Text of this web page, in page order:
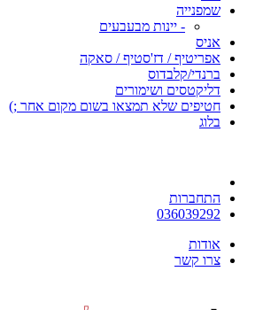
שמפנייה
- יינות מבעבעים
אניס
אפריטיף / דז'סטיף / סאקה
ברנדי/קלבדוס
דליקטסים ושימורים
חטיפים שלא תמצאו בשום מקום אחר ;)
בלוג
התחברות
036039292
אודות
צרו קשר